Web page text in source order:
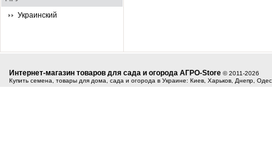
Украинский
Интернет-магазин товаров для сада и огорода АГРО-Store © 2011-2026
Купить семена, товары для дома, сада и огорода в Украине: Киев, Харьков, Днепр,